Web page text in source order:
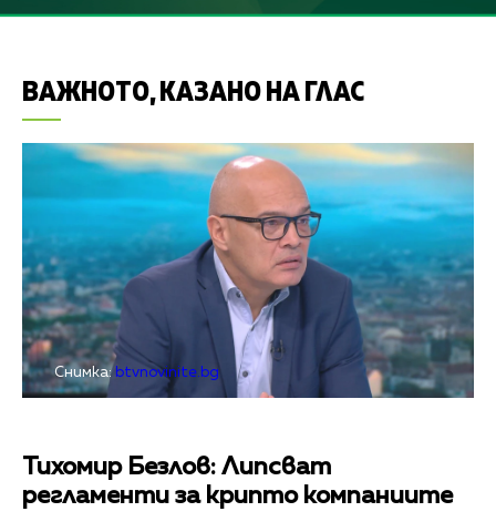
ВАЖНОТО, КАЗАНО НА ГЛАС
Снимка: btvnovinite.bg
Тихомир Безлов: Липсват
регламенти за крипто компаниите